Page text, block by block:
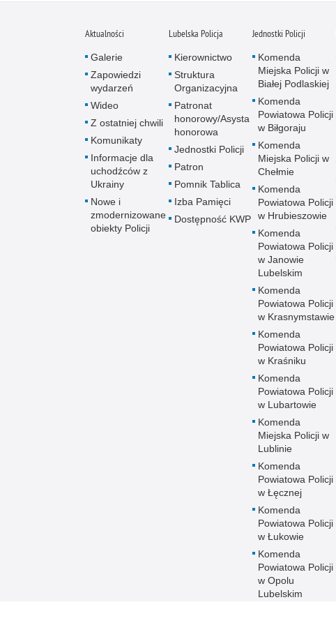
Aktualności
Galerie
Zapowiedzi
wydarzeń
Wideo
Z ostatniej chwili
Komunikaty
Informacje dla
uchodźców z
Ukrainy
Nowe i
zmodernizowane
obiekty Policji
Lubelska Policja
Kierownictwo
Struktura
Organizacyjna
Patronat
honorowy/Asysta
honorowa
Jednostki Policji
Patron
Pomnik Tablica
Izba Pamięci
Dostępność KWP
Jednostki Policji
Komenda
Miejska Policji w
Białej Podlaskiej
Komenda
Powiatowa Policji
w Biłgoraju
Komenda
Miejska Policji w
Chełmie
Komenda
Powiatowa Policji
w Hrubieszowie
Komenda
Powiatowa Policji
w Janowie
Lubelskim
Komenda
Powiatowa Policji
w Krasnymstawie
Komenda
Powiatowa Policji
w Kraśniku
Komenda
Powiatowa Policji
w Lubartowie
Komenda
Miejska Policji w
Lublinie
Komenda
Powiatowa Policji
w Łęcznej
Komenda
Powiatowa Policji
w Łukowie
Komenda
Powiatowa Policji
w Opolu
Lubelskim